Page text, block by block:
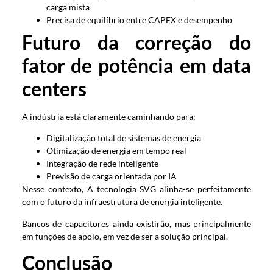
carga mista
Precisa de equilíbrio entre CAPEX e desempenho
Futuro da correção do
fator de potência em data
centers
A indústria está claramente caminhando para:
Digitalização total de sistemas de energia
Otimização de energia em tempo real
Integração de rede inteligente
Previsão de carga orientada por IA
Nesse contexto, A tecnologia SVG alinha-se perfeitamente
com o futuro da infraestrutura de energia inteligente.
Bancos de capacitores ainda existirão, mas principalmente
em funções de apoio, em vez de ser a solução principal.
Conclusão